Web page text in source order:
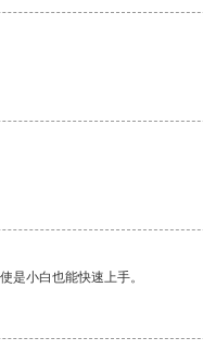
是小白也能快速上手。